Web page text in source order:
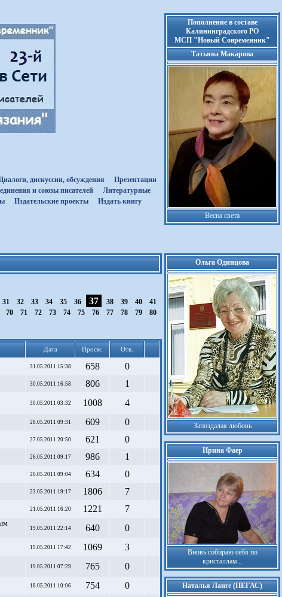
дискуссии, обсуждения
Презентации
и союзы писателей
Литературные
Издательские проекты Издать книгу
Пополнение в составе
Калининградского РО
МСП "Новый Современник"
Татьяна Макарова
Весна света
31 32 33 34 35 36 37 38 39 40
41
70 71 72 73 74 75 76 77 78 79
80
Дата Просм. Отв.
31.05.2011 15:38 658 0
30.05.2011 16:58 806 1
30.05.2011 03:32 1008 4
28.05.2011 09:31 609 0
27.05.2011 20:50 621 0
26.05.2011 09:17 986 1
26.05.2011 09:04 634 0
23.05.2011 19:17 1806 7
21.05.2011 16:20 1221 7
19.05.2011 22:14 640 0
19.05.2011 17:42 1069 3
19.05.2011 07:29 765 0
18.05.2011 10:06 754 0
Ольга Одинцова
Запоздалая любовь
Ирина Фаер
Вновь собираю себя по
кристаллам...
Наталья Ланге (ПЕГАС)